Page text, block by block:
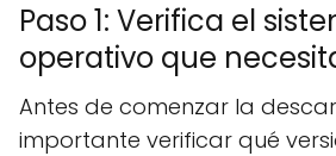
Paso 1: Verifica el
operativo que
Antes de comenzar la
importante verificar qué